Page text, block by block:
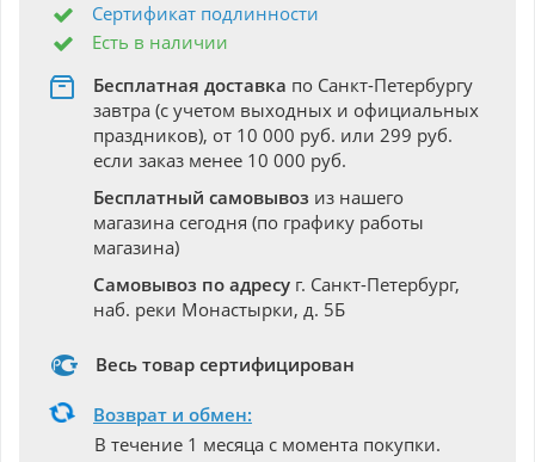
Сертификат подлинности
Есть в наличии
Бесплатная доставка по Санкт-Петербургу
завтра (с учетом выходных и официальных
праздников), от 10 000 руб. или 299 руб.
если заказ менее 10 000 руб.
Бесплатный самовывоз из нашего
магазина сегодня (по графику работы
магазина)
Самовывоз по адресу г. Санкт-Петербург,
наб. реки Монастырки, д. 5Б
Весь товар сертифицирован
Возврат и обмен:
В течение 1 месяца с момента покупки.